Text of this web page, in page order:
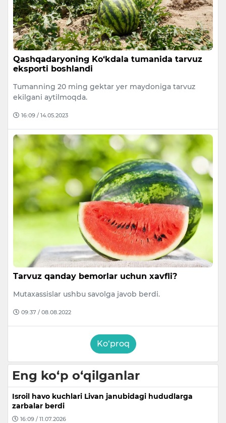
Qashqadaryoning Ko‘kdala tumanida tarvuz
eksporti boshlandi
Tumanning 20 ming gektar yer maydoniga tarvuz
ekilgani aytilmoqda.
16:09 / 14.05.2023
Tarvuz qanday bemorlar uchun xavfli?
Mutaxassislar ushbu savolga javob berdi.
09:37 / 08.08.2022
Ko‘proq
Eng ko‘p o‘qilganlar
Isroil havo kuchlari Livan janubidagi hududlarga
zarbalar berdi
16:09 / 11.07.2026